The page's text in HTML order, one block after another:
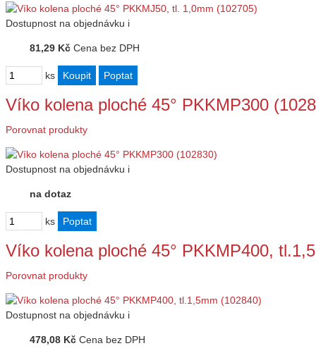
Dostupnost na objednávku i
81,29 Kč Cena bez DPH
ks
Víko kolena ploché 45° PKKMP300
Porovnat produkty
Dostupnost na objednávku i
na dotaz
ks
Víko kolena ploché 45° PKKMP400,
Porovnat produkty
Dostupnost na objednávku i
478,08 Kč Cena bez DPH